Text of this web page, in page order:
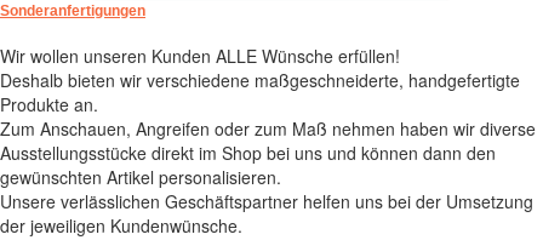
Sonderanfertigungen
Wir wollen unseren Kunden ALLE Wünsche erfüllen!
Deshalb bieten wir verschiedene maßgeschneiderte, handgefertigte
Produkte an.
Zum Anschauen, Angreifen oder zum Maß nehmen haben wir diverse
Ausstellungsstücke direkt im Shop bei uns und können dann den
gewünschten Artikel personalisieren.
Unsere verlässlichen Geschäftspartner helfen uns bei der Umsetzung
der jeweiligen Kundenwünsche.